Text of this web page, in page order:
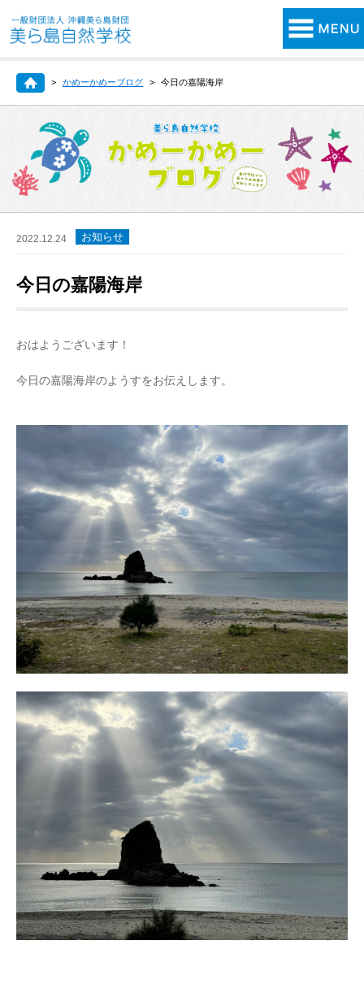
かめーかめーブログ 今日の嘉陽海岸
2022.12.24 お知らせ
今日の嘉陽海岸
おはようございます！
今日の嘉陽海岸のようすをお伝えします。